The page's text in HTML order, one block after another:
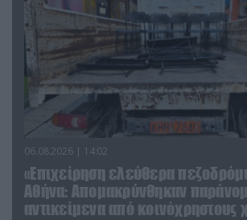
06.08.2026 | 14:02
«Επιχείρηση ελεύθερα
Αθήνα: Απομακρύνθηκαν
αντικείμενα από κοινόχρηστους